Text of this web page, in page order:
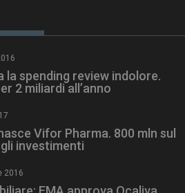
la spending review indolore.
2 miliardi all’anno
Vifor Pharma. 800 mln sul
investimenti
2016